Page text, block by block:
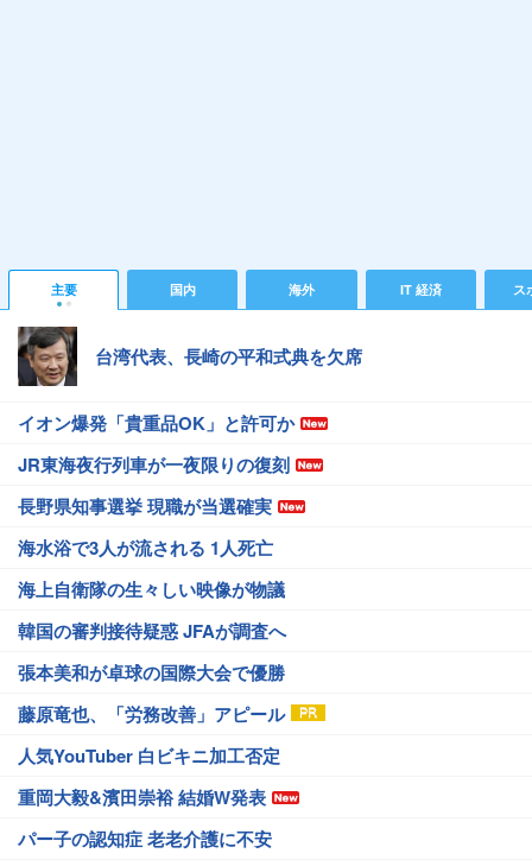
主要 国内 海外 IT 経済 ス
台湾代表、長崎の平和式典を欠席
イオン爆発「貴重品OK」と許可か
JR東海夜行列車が一夜限りの復刻
長野県知事選挙 現職が当選確実
海水浴で3人が流される 1人死亡
海上自衛隊の生々しい映像が物議
韓国の審判接待疑惑 JFAが調査へ
張本美和が卓球の国際大会で優勝
藤原竜也、「労務改善」アピール
人気YouTuber 白ビキニ加工否定
重岡大毅&濱田崇裕 結婚W発表
パー子の認知症 老老介護に不安